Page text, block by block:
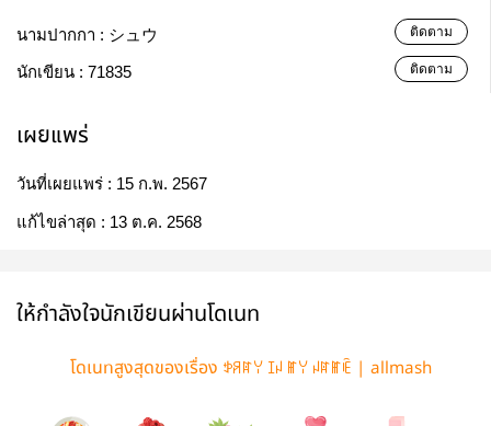
นามปากกา : シュウ ติดตาม
นักเขียน : 71835 ติดตาม
เผยแพร่
วันที่เผยแพร่ : 15 ก.พ. 2567
แก้ไขล่าสุด : 13 ต.ค. 2568
ให้กำลังใจนักเขียนผ่านโดเนท
โดเนทสูงสุดของเรื่อง ꉣꋪꍏꌩ ꀤꈤ ꂵꌩ ꈤꍏꂵꍟ | allmash